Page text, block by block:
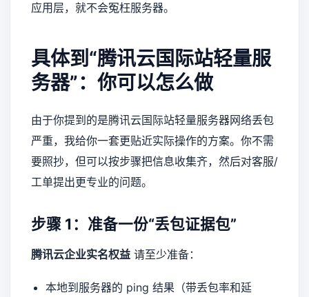
应用层，就不会冤枉服务器。
具体到“腾讯云国际站轻量服
务器”：你可以怎么做
由于你提到的是腾讯云国际站轻量服务器网络丢包
严重，我给你一套更贴近实际操作的方案。你不需
要照抄，但可以按步骤把信息收集齐，然后对客服/
工单提出更专业的问题。
步骤 1：准备一份“丢包证据包”
腾讯云企业实名权益 请至少准备：
本地到服务器的 ping 结果（带丢包率和延